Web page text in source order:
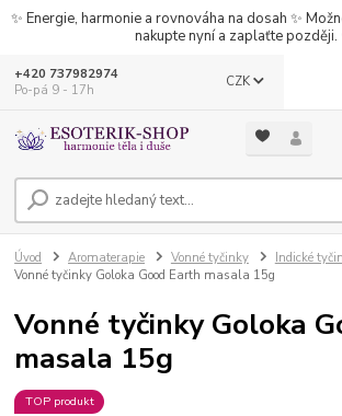
✨ Energie, harmonie a rovnováha na dosah ✨
nakupte nyní a zaplaťte později.
CZK
+420 737982974
Po-pá 9 - 17h
Úvod Aromaterapie Vonné tyčinky Indické
Vonné tyčinky Goloka Good Earth masala 15g
Vonné tyčinky Goloka
masala 15g
TOP produkt